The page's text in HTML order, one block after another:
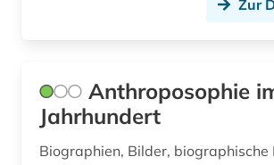
experimentelle archäologie (1)
fachdidaktik (1)
Zur
Anthroposophie
Jahrhundert
Biographien, Bilder, biographische